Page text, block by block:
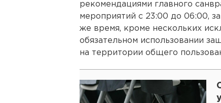
рекомендациями главного
мероприятий с 23:00 до 06:00,
же время, кроме нескольких
обязательном использовании
на территории общего